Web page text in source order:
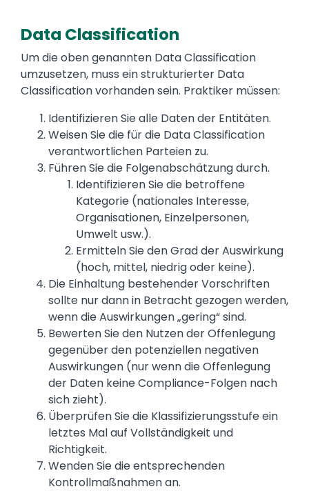
Data Classification
Text
Um die oben genannten Data Classification
umzusetzen, muss ein strukturierter Data
Classification vorhanden sein. Praktiker müssen:
Identifizieren Sie alle Daten der Entitäten.
Weisen Sie die für die Data Classification
verantwortlichen Parteien zu.
Führen Sie die Folgenabschätzung durch.
Identifizieren Sie die betroffene
Kategorie (nationales Interesse,
Organisationen, Einzelpersonen,
Umwelt usw.).
Ermitteln Sie den Grad der Auswirkung
(hoch, mittel, niedrig oder keine).
Die Einhaltung bestehender Vorschriften
sollte nur dann in Betracht gezogen werden,
wenn die Auswirkungen „gering“ sind.
Bewerten Sie den Nutzen der Offenlegung
gegenüber den potenziellen negativen
Auswirkungen (nur wenn die Offenlegung
der Daten keine Compliance-Folgen nach
sich zieht).
Überprüfen Sie die Klassifizierungsstufe ein
letztes Mal auf Vollständigkeit und
Richtigkeit.
Wenden Sie die entsprechenden
Kontrollmaßnahmen an.